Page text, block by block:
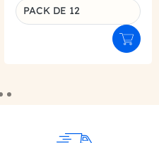
au panier
Déclinaison du produit
PACK DE 12